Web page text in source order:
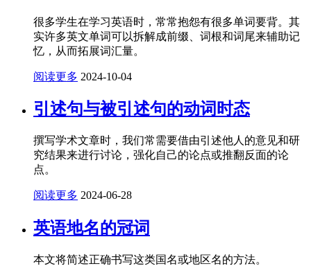
很多学生在学习英语时，常常抱怨有很多单词要背。其
实许多英文单词可以拆解成前缀、词根和词尾来辅助记
忆，从而拓展词汇量。
阅读更多 2024-10-04
引述句与被引述句的动词时态
撰写学术文章时，我们常需要借由引述他人的意见和研
究结果来进行讨论，强化自己的论点或推翻反面的论
点。
阅读更多 2024-06-28
英语地名的冠词
本文将简述正确书写这类国名或地区名的方法。